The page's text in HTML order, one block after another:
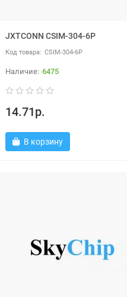
JXTCONN CSIM-304-6P
CSIM-304-6P
6475
14.71р.
В корзину